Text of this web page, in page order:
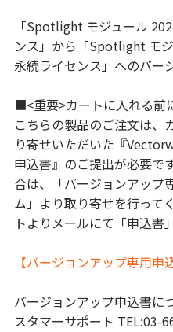
「Spotlight モジュール
ンス」から「Spotlight モ
永続ライセンス」へのバー
■<重要>カートに入れる前
こちらの製品のご注文は、
り寄せいただいた『
申込書』のご提出が必要で
合は、「バージョンアップ
ム」より取り寄せを行って
トよりメールにて「申込書
【バージョンアップ専用申
バージョンアップ申込書
スタマーサポート TEL:03-